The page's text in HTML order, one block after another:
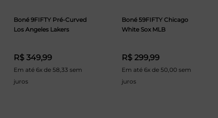
Boné 9FIFTY Pré-Curved
Los Angeles Lakers
R$ 349,99
Em até 6x de 58,33 sem
juros
Boné 59FIFTY Chicago
White Sox MLB
R$ 299,99
Em até 6x de 50,00 sem
juros